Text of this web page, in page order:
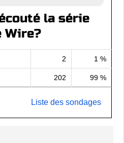
la série
Wire?
2 1 %
202 99 %
Liste des sondages